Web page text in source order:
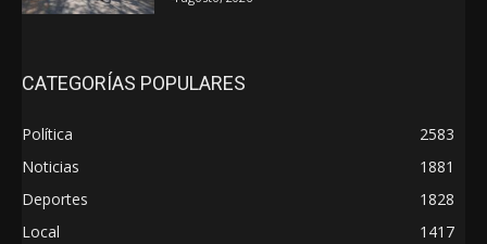
CATEGORÍAS POPULARES
Política
2583
Noticias
1881
Deportes
1828
Local
1417